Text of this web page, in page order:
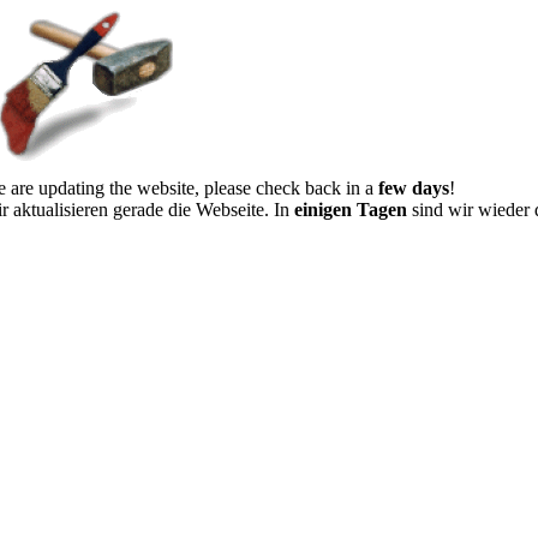
are updating the website, please check back in a few days!
aktualisieren gerade die Webseite. In einigen Tagen sind wir wieder